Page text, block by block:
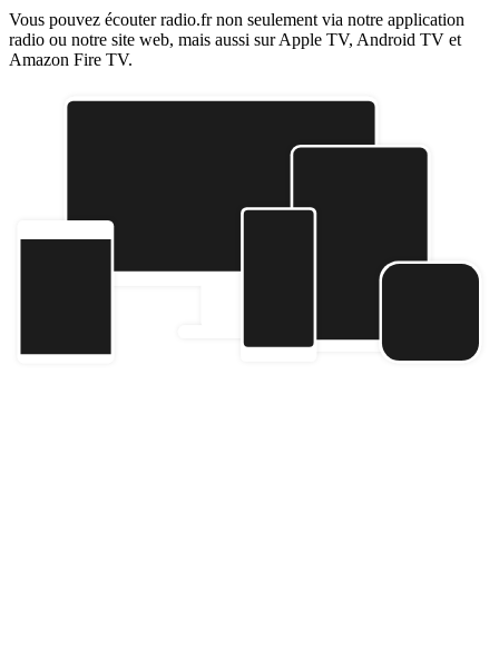
Vous pouvez écouter radio.fr non seulement via notre application
radio ou notre site web, mais aussi sur Apple TV, Android TV et
Amazon Fire TV.